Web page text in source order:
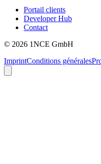
Portail clients
Developer Hub
Contact
© 2026 1NCE GmbH
ImprintConditions générales